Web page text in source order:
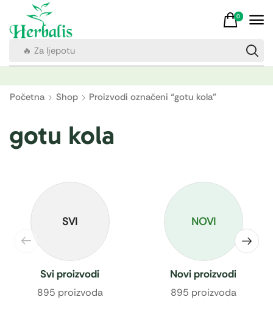
🔥 Za ljepotu
0
Početna Shop Proizvodi označeni “gotu kola”
gotu kola
SVI
Svi proizvodi
895 proizvoda
NOVI
Novi proizvodi
895 proizvoda